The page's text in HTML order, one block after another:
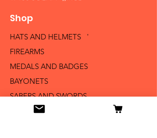
Shop
HATS AND HELMETS '
FIREARMS
MEDALS AND BADGES
BAYONETS
SABERS AND SWORDS
UNIFORMS